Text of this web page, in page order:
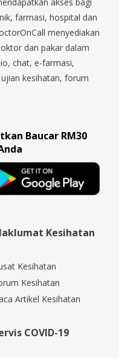
Tanglin, Thomson, Tuas,
Timah, Upper Thomson,
Kang.
farmasi, hospital dan
menyediakan
dan pakar dalam
chat, e-farmasi,
kesihatan, forum
Baucar RM30
Kesihatan
Kesihatan
Kesihatan
Artikel Kesihatan
COVID-19